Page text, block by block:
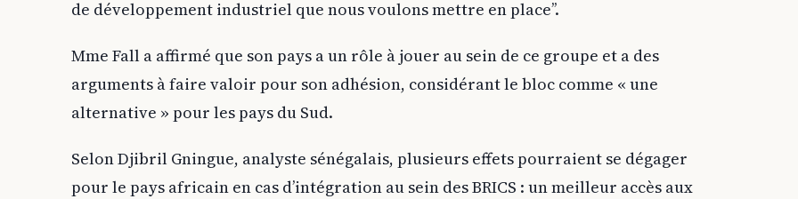
de développement industriel que nous voulons mettre en place’’.
Mme Fall a affirmé que son pays a un rôle à jouer au sein de ce groupe et a des
arguments à faire valoir pour son adhésion, considérant le bloc comme « une
alternative » pour les pays du Sud.
Selon Djibril Gningue, analyste sénégalais, plusieurs effets pourraient se dégager
pour le pays africain en cas d’intégration au sein des BRICS : un meilleur accès aux